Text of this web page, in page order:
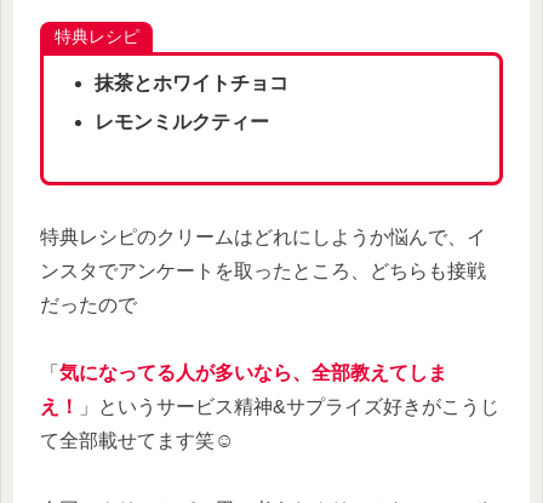
特典レシピ
抹茶とホワイトチョコ
レモンミルクティー
特典レシピのクリームはどれにしようか悩んで、イ
ンスタでアンケートを取ったところ、どちらも接戦
だったので
「 気になってる人が多いなら、全部教えてしま
え！
」というサービス精神&サプライズ好きがこうじ
て全部載せてます笑☺️